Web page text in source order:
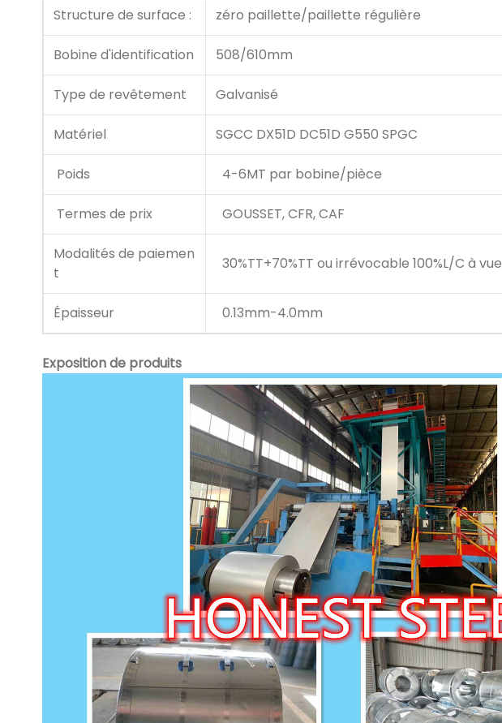
Structure de surface : zéro paillette/paillette régulière
Bobine d'identification 508/610mm
Type de revêtement Galvanisé
Matériel SGCC DX51D DC51D G550 SPGC
Poids 4-6MT par bobine/pièce
Termes de prix GOUSSET, CFR, CAF
Modalités de paiemen
t
30%TT+70%TT ou irrévocable 100%L/C à vue
Épaisseur 0.13mm-4.0mm
Exposition de produits